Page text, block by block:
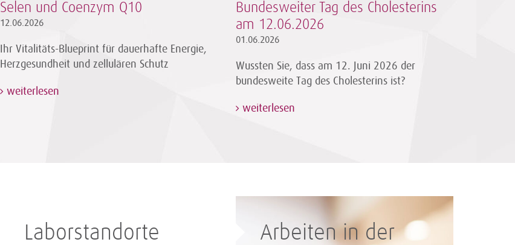
Selen und Coenzym Q10
12.06.2026
Ihr Vitalitäts-Blueprint für dauerhafte Energie,
Herzgesundheit und zellulären Schutz
weiterlesen
Bundesweiter Tag des Cholesterins
am 12.06.2026
01.06.2026
Wussten Sie, dass am 12. Juni 2026 der
bundesweite Tag des Cholesterins ist?
weiterlesen
Laborstandorte
Arbeiten in der